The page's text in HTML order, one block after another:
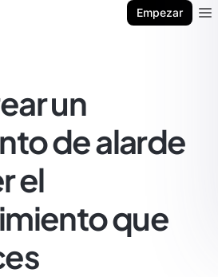
Empezar
un
de alarde
el
que